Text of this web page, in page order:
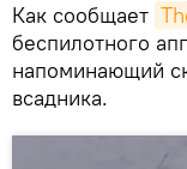
Как сообщает
беспилотного
напоминающий
всадника.